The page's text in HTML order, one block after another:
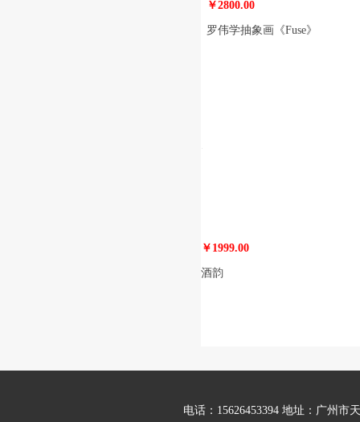
￥2800.00
罗伟学抽象画《Fuse》
￥1999.00
酒韵
电话：15626453394 地址：广州市